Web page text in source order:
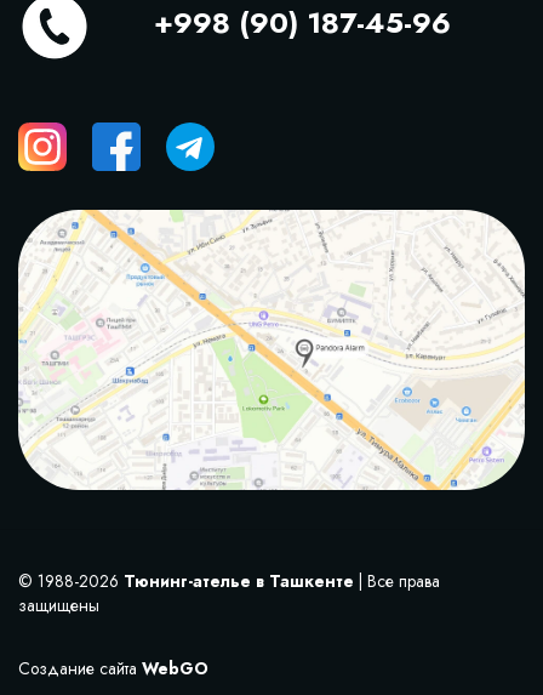
+998 (90) 187-45-96
© 1988-2026 Тюнинг-ателье в Ташкенте | Все права
защищены
Создание сайта WebGO